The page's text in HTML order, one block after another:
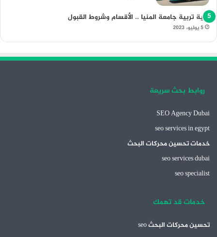
كلية تربية جامعة المنيا .. الأقسام وشروط القبول
5 يوليو، 2023
روابط بحث سريعة
SEO Agency Dubai
seo services in egypt
خدمات تحسين محركات البحث
seo services dubai
seo specialist
خدمات قد تهمك
تحسين محركات البحث seo